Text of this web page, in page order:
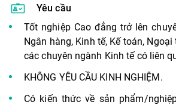
Yêu cầu
Tốt nghiệp Cao đẳng trở lên
Ngân hàng, Kinh tế, Kế toán,
các chuyên ngành Kinh tế có liên
KHÔNG YÊU CẦU KINH NGHIỆM.
Có kiến thức về sản phẩm/